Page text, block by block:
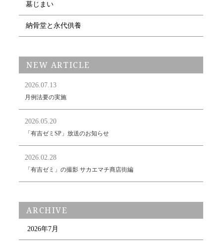
墓じまい
納骨堂と永代供養
NEW ARTICLE
2026.07.13
月例法要の実施
2026.05.20
「有吉ゼミSP」放送のお知らせ
2026.02.28
「有吉ゼミ」の撮影 サカエマチ商店街編
ARCHIVE
2026年7月